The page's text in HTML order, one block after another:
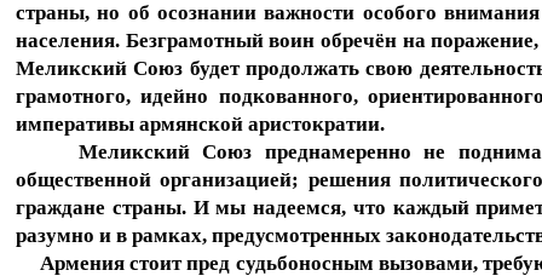
страны, но об осознании важности особого
населения. Безграмотный воин обречён на
Меликский Союз будет продолжать свою
грамотного, идейно подкованного,
императивы армянской аристократии.
Меликский Союз преднамеренно не
общественной организацией; решения
граждане страны. И мы надеемся, что каждый
разумно и в рамках, предусмотренных
Армения стоит пред судьбоносным вызовами,